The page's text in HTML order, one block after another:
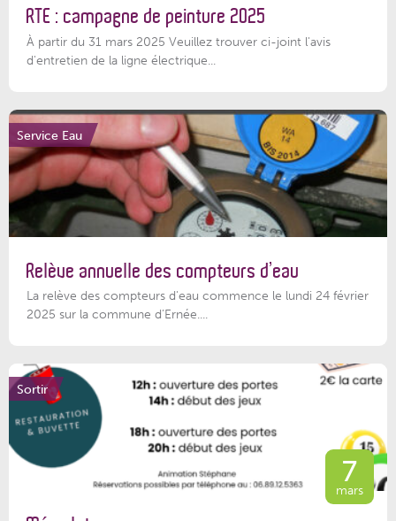
RTE : campagne de peinture 2025
À partir du 31 mars 2025 Veuillez trouver ci-joint l'avis
d'entretien de la ligne électrique...
Service Eau
Relève annuelle des compteurs d’eau
La relève des compteurs d'eau commence le lundi 24 février
2025 sur la commune d’Ernée....
Sortir
7
mars